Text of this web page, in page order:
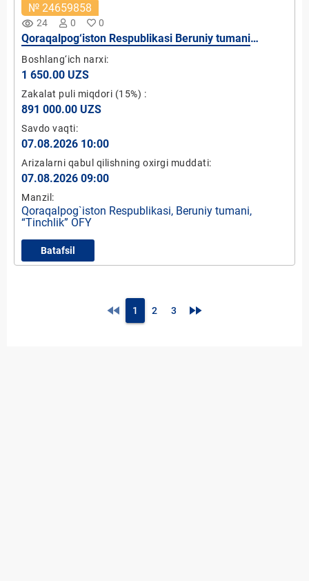
remove_red_eye 24 0 0
№ 24659858
Qoraqalpog‘iston Respublikasi Beruniy tumani
“Tinchlik” OFY Shimom-yab kanalida mikro GES-3
qurish loyihasi (quvvati 5 kVt)
Boshlang‘ich narxi:
1 650.00 UZS
Zakalat puli miqdori (15%) :
891 000.00 UZS
Savdo vaqti:
07.08.2026 10:00
Arizalarni qabul qilishning oxirgi muddati:
07.08.2026 09:00
Manzil:
Qoraqalpog`iston Respublikasi, Beruniy tumani,
“Tinchlik” OFY
Batafsil
fast_rewind 1 2 3 fast_forward